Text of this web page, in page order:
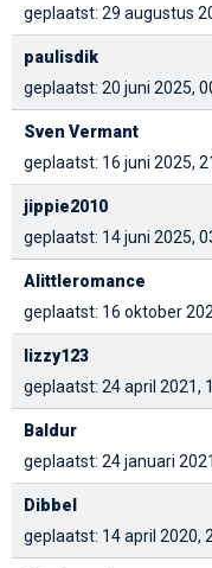
geplaatst: 29 augustus
paulisdik
geplaatst: 20 juni 2025,
Sven Vermant
geplaatst: 16 juni 2025,
jippie2010
geplaatst: 14 juni 2025,
Alittleromance
geplaatst: 16 oktober
lizzy123
geplaatst: 24 april 2021,
Baldur
geplaatst: 24 januari
Dibbel
geplaatst: 14 april 2020,